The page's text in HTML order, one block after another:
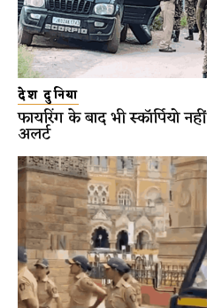
देश दुनिया
फायरिंग के बाद भी स्कॉर्पियो
अलर्ट